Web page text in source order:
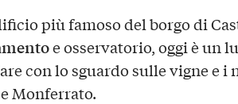
più famoso del borgo di
e osservatorio, oggi è un
con lo sguardo sulle vigne e i
Monferrato.